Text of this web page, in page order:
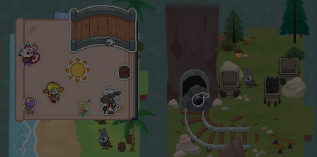
de aventura perfeita para uma noite relaxante. O Deep in the
Woods é um jogo premium que custa US$ 1,99 no Android e US$
2,99 no iOS. Não há compras no aplicativo. O jogo mostra
claramente que o desenvolvedor é capaz de apresentar novas
ideias além de sua conhecida série.